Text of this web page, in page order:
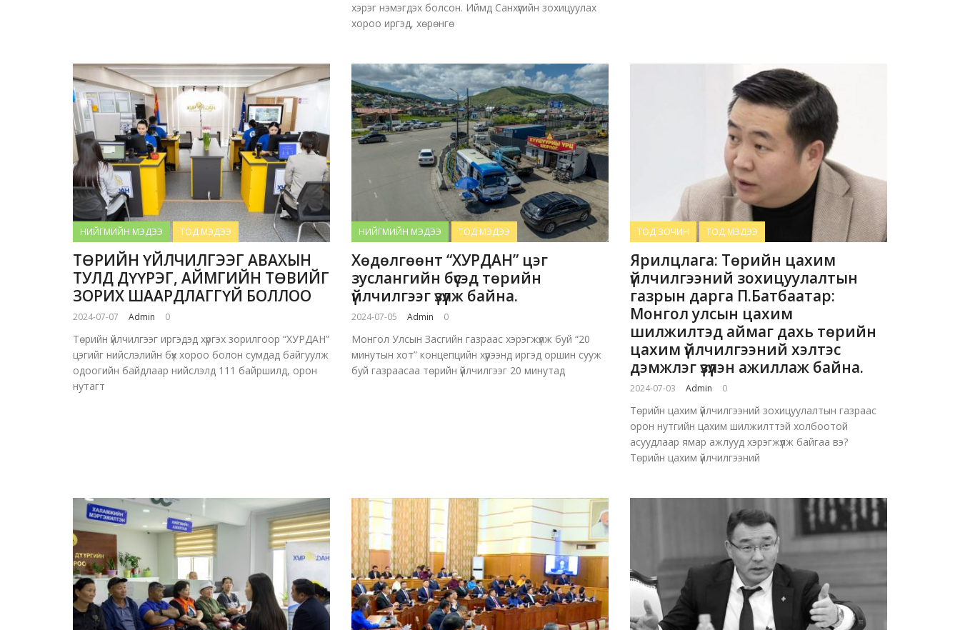
хэрэг нэмэгдэх болсон. Иймд Санхүүгийн зохицуулах
хороо иргэд, хөрөнгө
НИЙГМИЙН МЭДЭЭ ТОД МЭДЭЭ
ТӨРИЙН ҮЙЛЧИЛГЭЭГ АВАХЫН
ТУЛД ДҮҮРЭГ, АЙМГИЙН ТӨВИЙГ
ЗОРИХ ШААРДЛАГГҮЙ БОЛЛОО
2024-07-07 Admin 0
Төрийн үйлчилгээг иргэдэд хүргэх зорилгоор “ХУРДАН”
цэгийг нийслэлийн бүх хороо болон сумдад байгуулж
одоогийн байдлаар нийслэлд 111 байршилд, орон
нутагт
НИЙГМИЙН МЭДЭЭ ТОД МЭДЭЭ
Хөдөлгөөнт “ХУРДАН” цэг
зуслангийн бүсэд төрийн
үйлчилгээг үзүүлж байна.
2024-07-05 Admin 0
Монгол Улсын Засгийн газраас хэрэгжүүлж буй “20
минутын хот” концепцийн хүрээнд иргэд оршин сууж
буй газраасаа төрийн үйлчилгээг 20 минутад
ТОД ЗОЧИН ТОД МЭДЭЭ
Ярилцлага: Төрийн цахим
үйлчилгээний зохицуулалтын
газрын дарга П.Батбаатар:
Монгол улсын цахим
шилжилтэд аймаг дахь төрийн
цахим үйлчилгээний хэлтэс
дэмжлэг үзүүлэн ажиллаж байна.
2024-07-03 Admin 0
Төрийн цахим үйлчилгээний зохицуулалтын газраас
орон нутгийн цахим шилжилттэй холбоотой
асуудлаар ямар ажлууд хэрэгжүүлж байгаа вэ?
Төрийн цахим үйлчилгээний